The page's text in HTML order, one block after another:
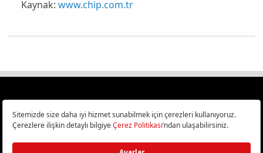
Kaynak: www.chip.com.tr
Türkiye
Bilişim ve Teknoloji Haberleri CHIP Online’da!